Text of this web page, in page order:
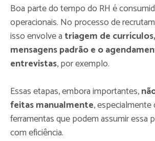
Boa parte do tempo do RH é
operacionais. No processo de
isso envolve a triagem de
mensagens padrão e o
entrevistas, por exemplo.
Essas etapas, embora importantes,
feitas manualmente, especialmente
ferramentas que podem assumir essa
com eficiência.